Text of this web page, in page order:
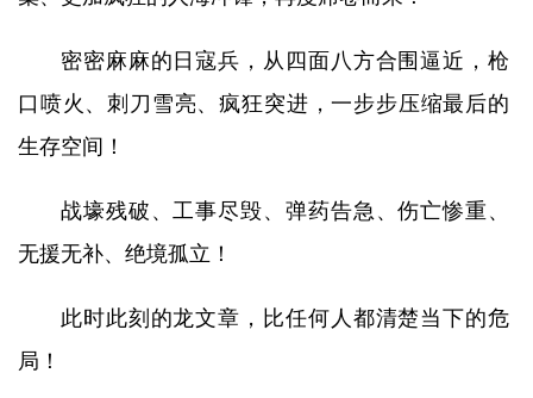
密密麻麻的日寇兵，从四面八方合围逼近，枪
口喷火、刺刀雪亮、疯狂突进，一步步压缩最后的
生存空间！
战壕残破、工事尽毁、弹药告急、伤亡惨重、
无援无补、绝境孤立！
此时此刻的龙文章，比任何人都清楚当下的危
局！